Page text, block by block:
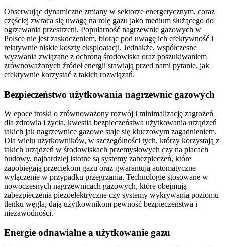
Obserwując dynamiczne zmiany w sektorze energetycznym, coraz
częściej zwraca się uwagę na rolę gazu jako medium służącego do
ogrzewania przestrzeni. Popularność nagrzewnic gazowych w
Polsce nie jest zaskoczeniem, biorąc pod uwagę ich efektywność i
relatywnie niskie koszty eksploatacji. Jednakże, współczesne
wyzwania związane z ochroną środowiska oraz poszukiwaniem
zrównoważonych źródeł energii stawiają przed nami pytanie, jak
efektywnie korzystać z takich rozwiązań.
Bezpieczeństwo użytkowania nagrzewnic gazowych
W epoce troski o zrównoważony rozwój i minimalizację zagrożeń
dla zdrowia i życia, kwestia bezpieczeństwa użytkowania urządzeń
takich jak nagrzewnice gazowe staje się kluczowym zagadnieniem.
Dla wielu użytkowników, w szczególności tych, którzy korzystają z
takich urządzeń w środowiskach przemysłowych czy na placach
budowy, najbardziej istotne są systemy zabezpieczeń, które
zapobiegają przeciekom gazu oraz gwarantują automatyczne
wyłączenie w przypadku przegrzania. Technologie stosowane w
nowoczesnych nagrzewnicach gazowych, które obejmują
zabezpieczenia piezoelektryczne czy systemy wykrywania poziomu
tlenku węgla, dają użytkownikom pewność bezpieczeństwa i
niezawodności.
Energie odnawialne a użytkowanie gazu